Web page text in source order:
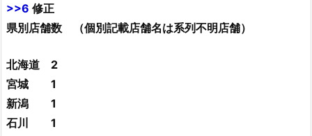
>>6 修正
県別店舗数 （個別記載店舗名は系列不明店舗）
北海道 2
宮城 1
新潟 1
石川 1